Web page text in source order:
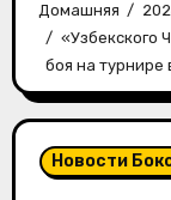
Домашняя
«Узбекского
боя на турнире
Новости